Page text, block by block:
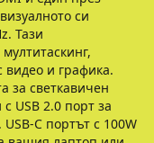
си
Тази
видео и графика.
за светкавичен
USB 2.0 порт за
C портът с 100W